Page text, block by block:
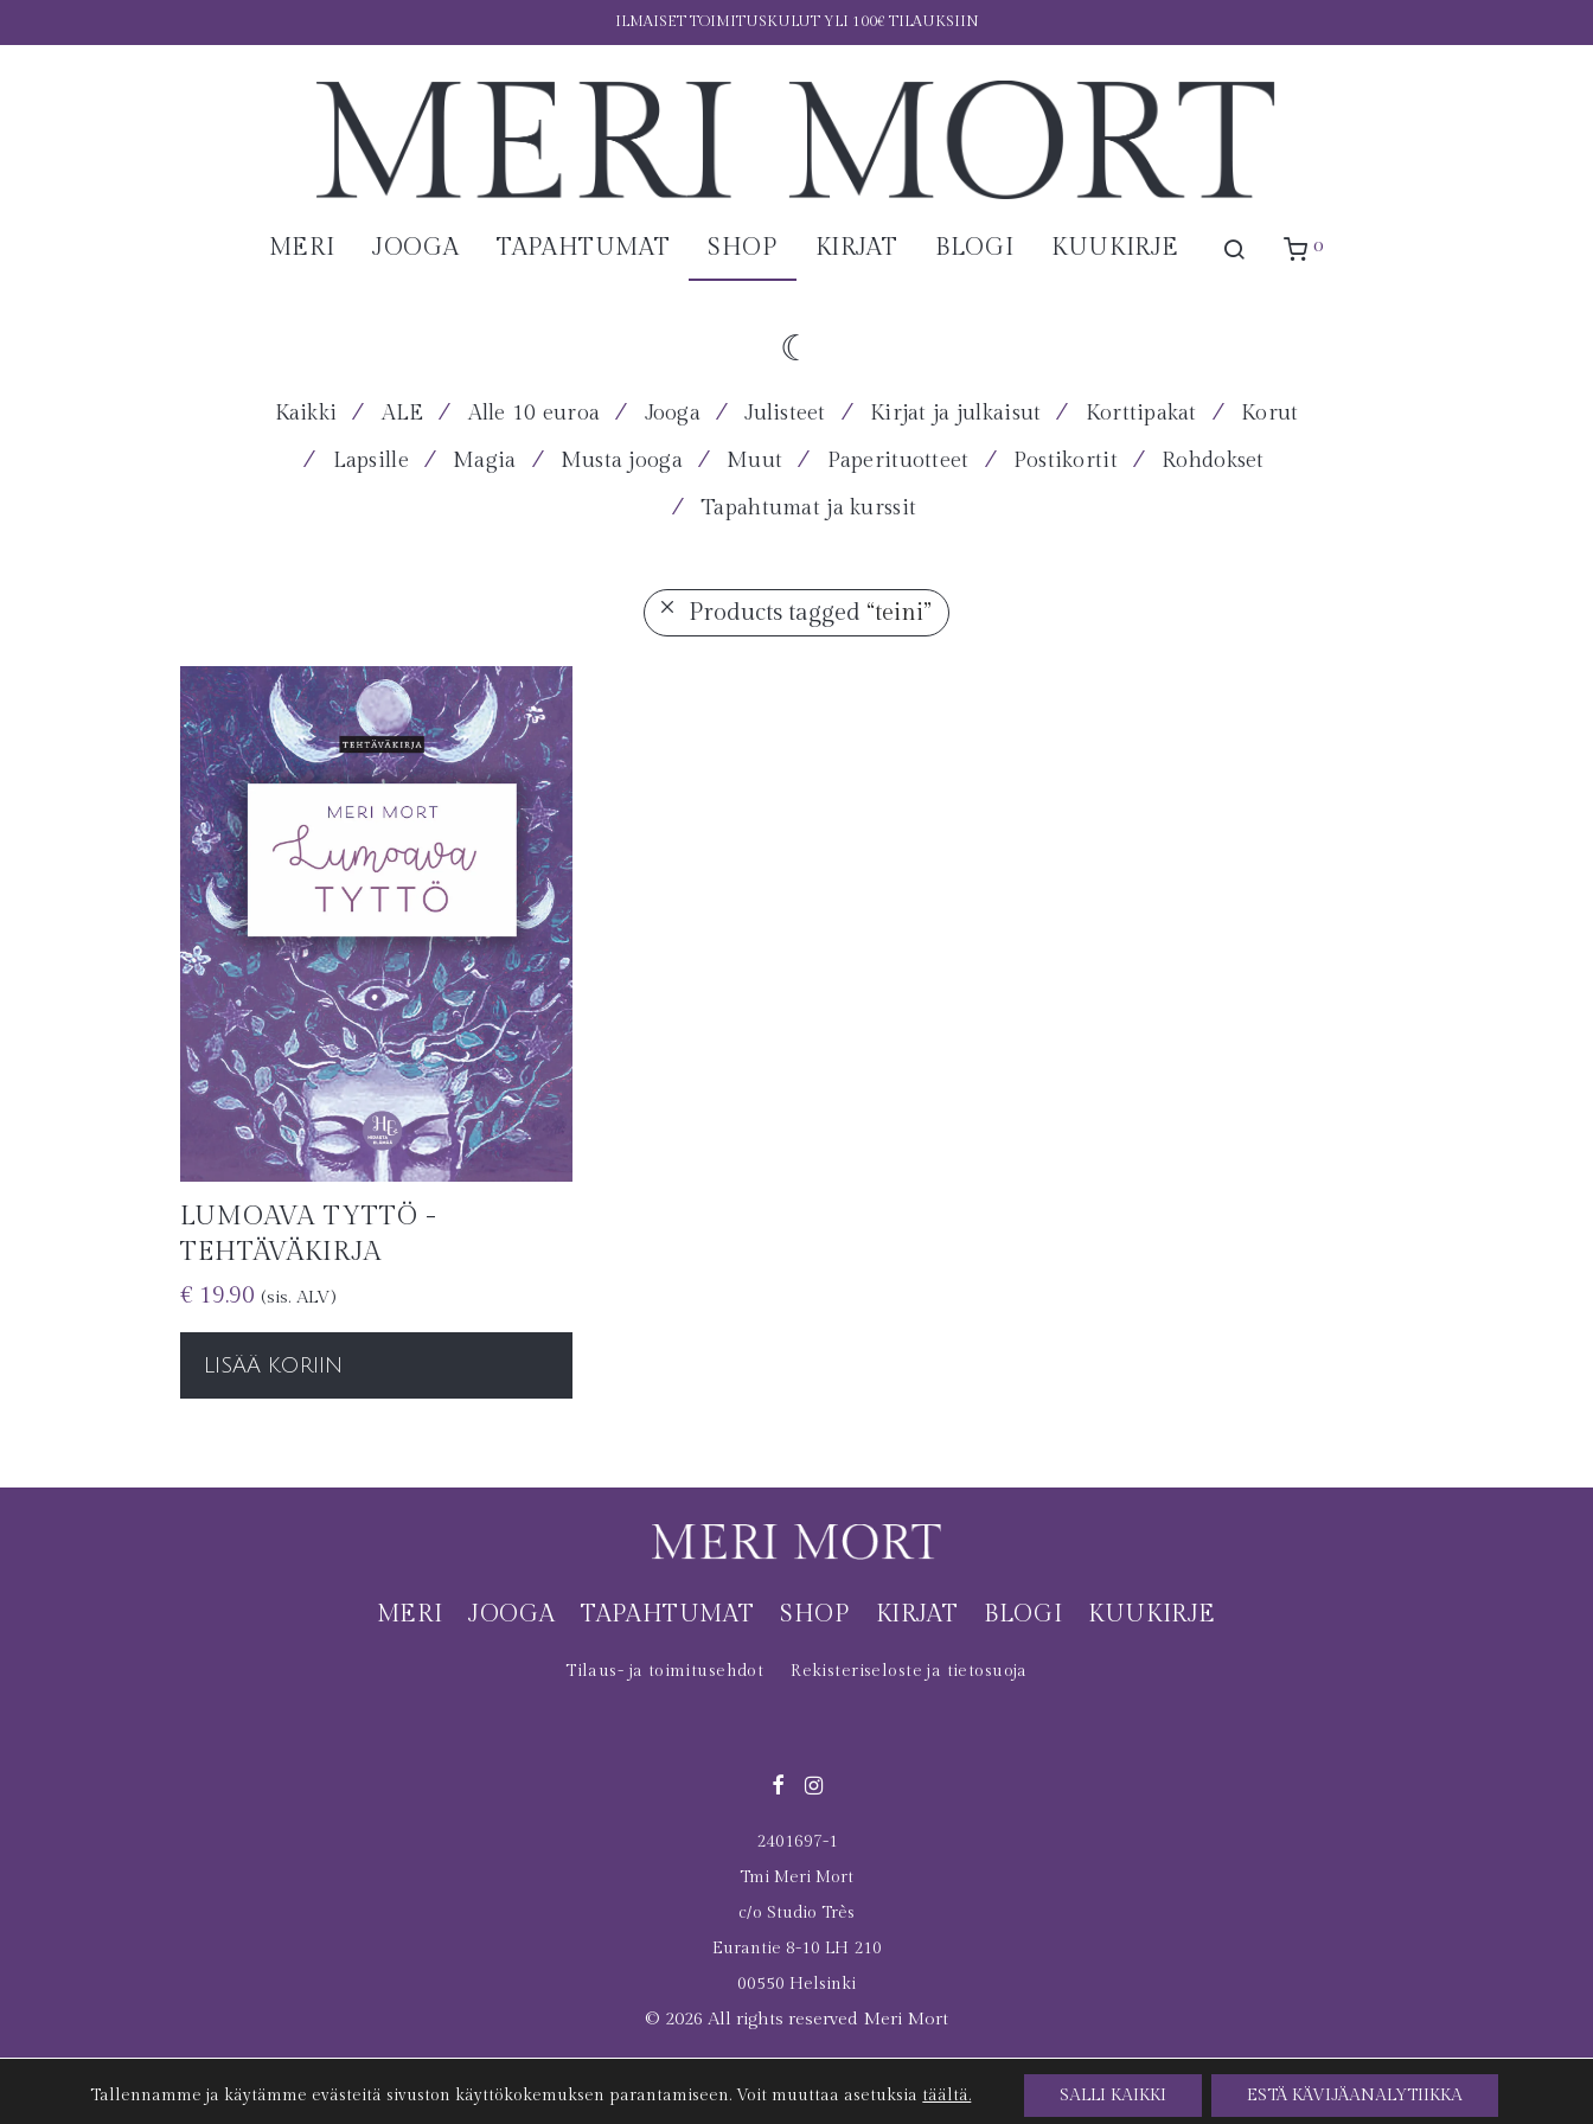
ILMAISET TOIMITUSKULUT YLI 100€ TILAUKSIIN
MERI JOOGA TAPAHTUMAT SHOP KIRJAT BLOGI KUUKIRJE 0
Kaikki ⁄ ALE ⁄ Alle 10 euroa ⁄ Jooga ⁄ Julisteet ⁄ Kirjat ja julkaisut ⁄ Korttipakat ⁄ Korut
⁄ Lapsille ⁄ Magia ⁄ Musta jooga ⁄ Muut ⁄ Paperituotteet ⁄ Postikortit ⁄ Rohdokset
⁄ Tapahtumat ja kurssit
Products tagged “teini”
LUMOAVA TYTTÖ -
TEHTÄVÄKIRJA
€ 19.90 (sis. ALV)
LISÄÄ KORIIN
MERI JOOGA TAPAHTUMAT SHOP KIRJAT BLOGI KUUKIRJE
Tilaus- ja toimitusehdot Rekisteriseloste ja tietosuoja
2401697-1
Tmi Meri Mort
c/o Studio Très
Eurantie 8-10 LH 210
00550 Helsinki
© 2026 All rights reserved Meri Mort
Tallennamme ja käytämme evästeitä sivuston käyttökokemuksen parantamiseen. Voit muuttaa asetuksia täältä. SALLI KAIKKI ESTÄ KÄVIJÄANALYTIIKKA